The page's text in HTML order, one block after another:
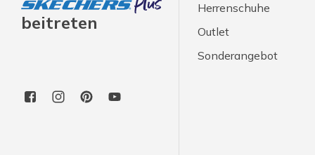
beitreten
Herrenschuhe
Outlet
Sonderangebot